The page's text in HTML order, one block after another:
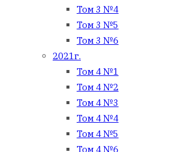
Том 3 №4
Том 3 №5
Том 3 №6
2021г.
Том 4 №1
Том 4 №2
Том 4 №3
Том 4 №4
Том 4 №5
Том 4 №6